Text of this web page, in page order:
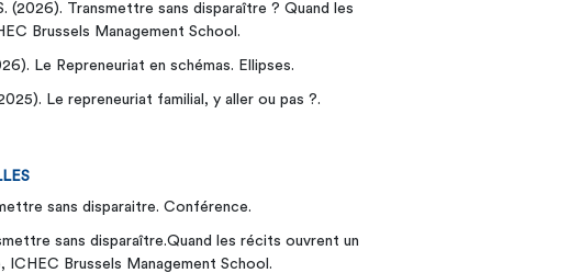
(2026). Transmettre sans disparaître ? Quand les
Brussels Management School.
Le Repreneuriat en schémas. Ellipses.
Le repreneuriat familial, y aller ou pas ?.
sans disparaitre. Conférence.
sans disparaître.Quand les récits ouvrent un
ICHEC Brussels Management School.